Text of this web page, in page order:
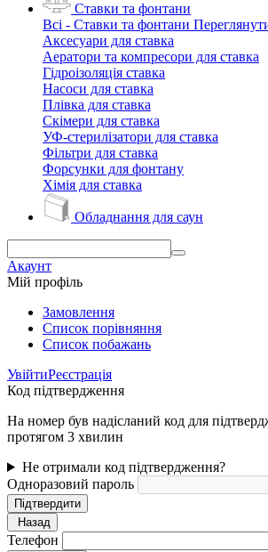
Ставки та фонтани
Всі - Ставки та фонтани
Аксесуари для ставка
Аератори та компресори для ставка
Гідроізоляція ставка
Насоси для ставка
Плівка для ставка
Скімери для ставка
УФ-стерилізатори для ставка
Фільтри для ставка
Форсунки для фонтану
Хімія для ставка
Обладнання для саун
Акаунт
Мій профіль
Замовлення
Cписок порівняння
Список побажань
УвійтиРеєстрація
Код підтвердження
На номер був надісланий код для
протягом 3 хвилин
Не отримали код підтвердження?
Одноразовий пароль
Підтвердити
Назад
Телефон